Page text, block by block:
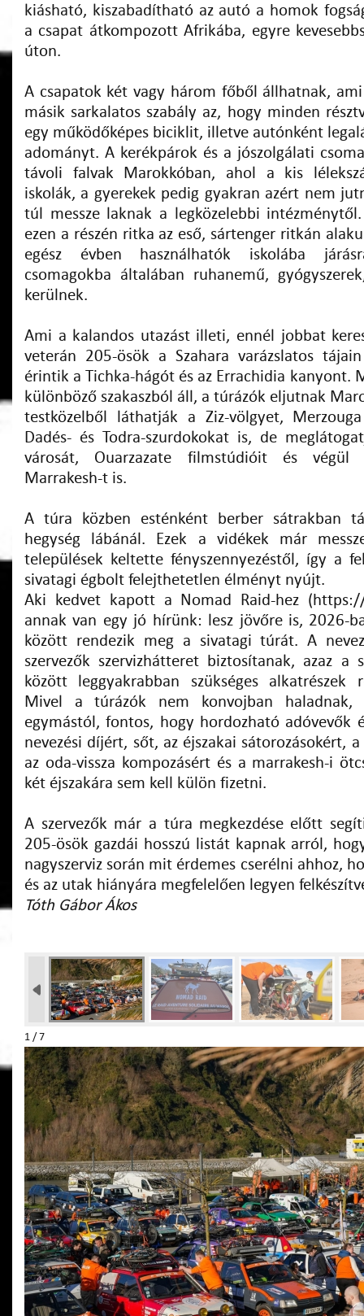
kiásható, kiszabadítható az autó a homok
a csapat átkompozott Afrikába, egyre
úton.
A csapatok két vagy három főből állhatnak,
másik sarkalatos szabály az, hogy minden
egy működőképes biciklit, illetve autónként
adományt. A kerékpárok és a jószolgálati
távoli falvak Marokkóban, ahol a kis
iskolák, a gyerekek pedig gyakran azért nem
túl messze laknak a legközelebbi
ezen a részén ritka az eső, sártenger ritkán
egész évben használhatók iskolába
csomagokba általában ruhanemű,
kerülnek.
Ami a kalandos utazást illeti, ennél jobbat
veterán 205-ösök a Szahara varázslatos
érintik a Tichka-hágót és az Errachidia kanyont.
különböző szakaszból áll, a túrázók eljutnak
testközelből láthatják a Ziz-völgyet,
Dadés- és Todra-szurdokokat is, de
városát, Ouarzazate filmstúdióit és végül
Marrakesh-t is.
A túra közben esténként berber sátrakban
hegység lábánál. Ezek a vidékek már
települések keltette fényszennyezéstől, így a
sivatagi égbolt felejthetetlen élményt nyújt.
Aki kedvet kapott a Nomad Raid-hez
annak van egy jó hírünk: lesz jövőre is, 2026-
között rendezik meg a sivatagi túrát. A
szervezők szervizhátteret biztosítanak, azaz a
között leggyakrabban szükséges alkatrészek
Mivel a túrázók nem konvojban haladnak,
egymástól, fontos, hogy hordozható adóvevők
nevezési díjért, sőt, az éjszakai sátorozásokért,
az oda-vissza kompozásért és a marrakesh-i
két éjszakára sem kell külön fizetni.
A szervezők már a túra megkezdése előtt
205-ösök gazdái hosszú listát kapnak arról,
nagyszerviz során mit érdemes cserélni ahhoz,
és az utak hiányára megfelelően legyen
Tóth Gábor Ákos
1 / 7